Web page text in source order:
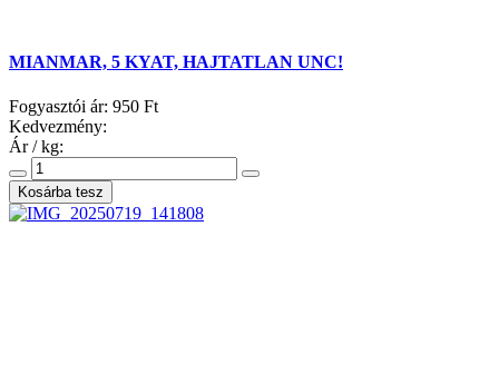
MIANMAR, 5 KYAT, HAJTATLAN UNC!
Fogyasztói ár: 950 Ft
Kedvezmény:
Ár / kg: